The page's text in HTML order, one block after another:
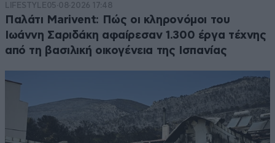
LIFESTYLE05·08·2026 17:48
Παλάτι Marivent: Πώς οι κληρονόμοι του
Ιωάννη Σαριδάκη αφαίρεσαν 1.300 έργα τέχνης
από τη βασιλική οικογένεια της Ισπανίας